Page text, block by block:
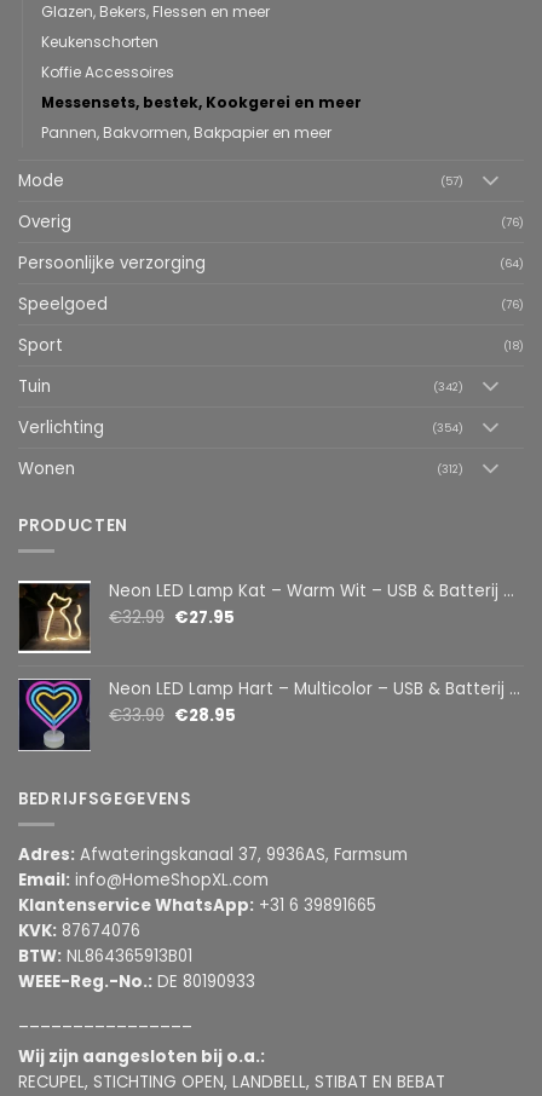
Glazen, Bekers, Flessen en meer
Keukenschorten
Koffie Accessoires
Messensets, bestek, Kookgerei en meer
Pannen, Bakvormen, Bakpapier en meer
Mode (57)
Overig (76)
Persoonlijke verzorging (64)
Speelgoed (76)
Sport (18)
Tuin (342)
Verlichting (354)
Wonen (312)
PRODUCTEN
Neon LED Lamp Kat – Warm Wit – USB & Batterij – Decoratieve Tafellamp voor Kinderkamer – 28,5 x 24,5 cm
€32.99 €27.95
Neon LED Lamp Hart – Multicolor – USB & Batterij – Hartvormige Sfeerlamp – Kinderkamer & Slaapkamer – 25,2 x 23 cm
€33.99 €28.95
BEDRIJFSGEGEVENS
Adres: Afwateringskanaal 37, 9936AS, Farmsum
Email: info@HomeShopXL.com
Klantenservice WhatsApp: +31 6 39891665
KVK: 87674076
BTW: NL864365913B01
WEEE-Reg.-No.: DE 80190933
Wij zijn aangesloten bij o.a.:
RECUPEL, STICHTING OPEN, LANDBELL, STIBAT EN BEBAT